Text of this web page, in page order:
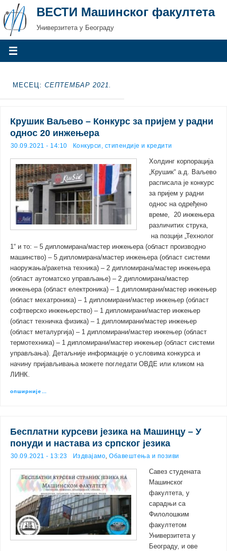
ВЕСТИ Машинског факултета
Универзитета у Београду
МЕСЕЦ: СЕПТЕМБАР 2021.
Крушик Ваљево – Конкурс за пријем у радни
однос 20 инжењера
30.09.2021 - 14:10 Конкурси, стипендије и кредити
Холдинг корпорација
„Крушик“ а.д. Ваљево
расписала је конкурс
за пријем у радни
однос на одређено
време, 20 инжењера
различитих струка,
на позцији „Технолог
1“ и то: – 5 дипломирана/мастер инжењера (област производно
машинство) – 5 дипломирана/мастер инжењера (област системи
наоружања/ракетна техника) – 2 дипломирана/мастер инжењера
(област аутоматско управљање) – 2 дипломирана/мастер
инжењера (област електроника) – 1 дипломирани/мастер инжењер
(област мехатроника) – 1 дипломирани/мастер инжењер (област
софтверско инжењерство) – 1 дипломирани/мастер инжењер
(област техничка физика) – 1 дипломирани/мастер инжењер
(област металургија) – 1 дипломирани/мастер инжењер (област
термотехника) – 1 дипломирани/мастер инжењер (област системи
управљања). Детаљније информације о условима конкурса и
начину пријављивања можете погледати ОВДЕ или кликом на
ЛИНК.
опширније…
Бесплатни курсеви језика на Машинцу – У
понуди и настава из српског језика
30.09.2021 - 13:23 Издвајамо,Обавештења и позиви
Савез студената
Машинског
факултета, у
сарадњи са
Филолошким
факултетом
Универзитета у
Београду, и ове